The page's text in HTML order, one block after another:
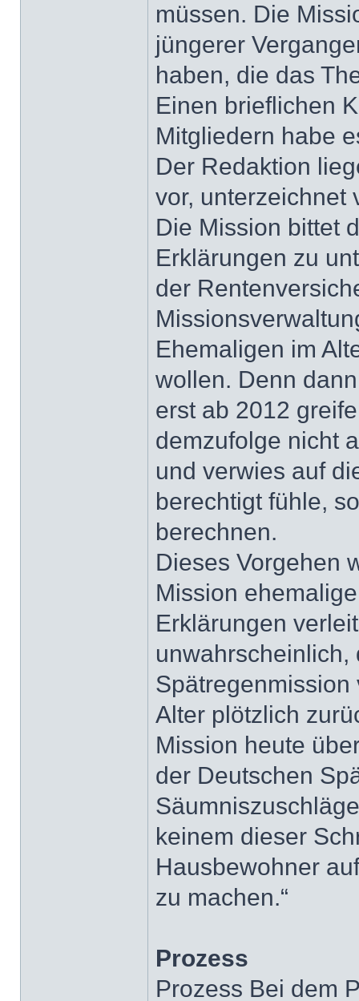
müssen. Die
jüngerer
haben, die das
Einen brieflichen
Mitgliedern habe
Der Redaktion
vor, unterzeichnet
Die Mission bittet
Erklärungen zu
der
Ehemaligen im
wollen. Denn
erst ab 2012
demzufolge nicht
und verwies auf
berechtigt fühle,
berechnen.
Dieses Vorgehen
Mission
Erklärungen
unwahrscheinlich,
Alter plötzlich
Mission heute
der Deutschen
keinem dieser
Hausbewohner
zu machen.“
Prozess
Prozess Bei dem